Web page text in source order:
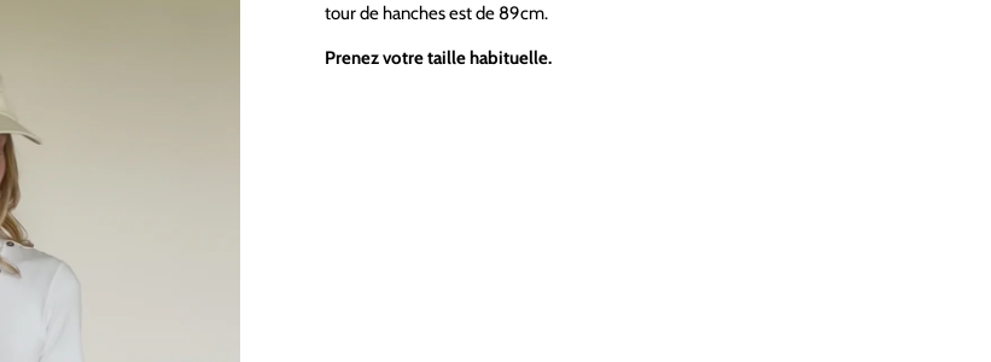
tour de hanches est de 89cm.
Prenez votre taille habituelle.